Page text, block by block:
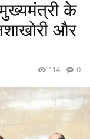
के
और
0
114